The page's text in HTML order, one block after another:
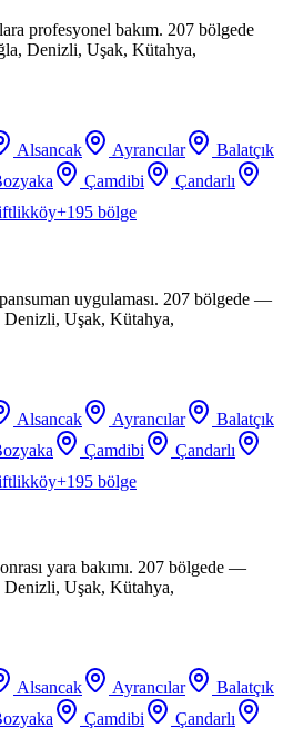
profesyonel bakım. 207 bölgede
Denizli, Uşak, Kütahya,
Alsancak Ayrancılar
Balatçık
Çamdibi
Çandarlı
+195 bölge
uygulaması. 207 bölgede —
Uşak, Kütahya,
Alsancak Ayrancılar
Balatçık
Çamdibi
Çandarlı
+195 bölge
yara bakımı. 207 bölgede —
Uşak, Kütahya,
Alsancak Ayrancılar
Balatçık
Çamdibi
Çandarlı